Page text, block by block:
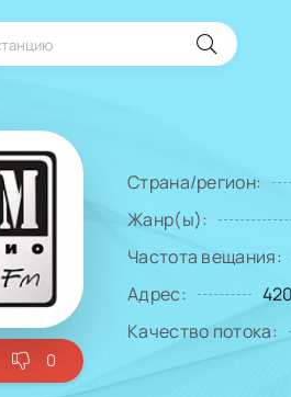
0
Страна/регион:
Жанр(ы):
Частота вещания:
Адрес:
Качество потока: